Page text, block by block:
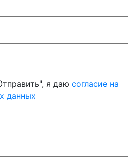
я даю согласие на
данных